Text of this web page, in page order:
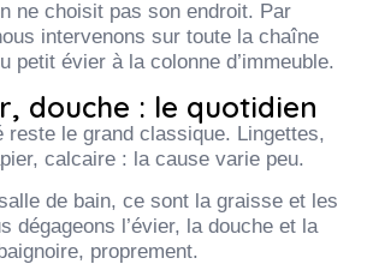
ne choisit pas son endroit. Par
intervenons sur toute la chaîne
petit évier à la colonne d’immeuble.
douche : le quotidien
reste le grand classique. Lingettes,
calcaire : la cause varie peu.
de bain, ce sont la graisse et les
dégageons l’évier, la douche et la
proprement.